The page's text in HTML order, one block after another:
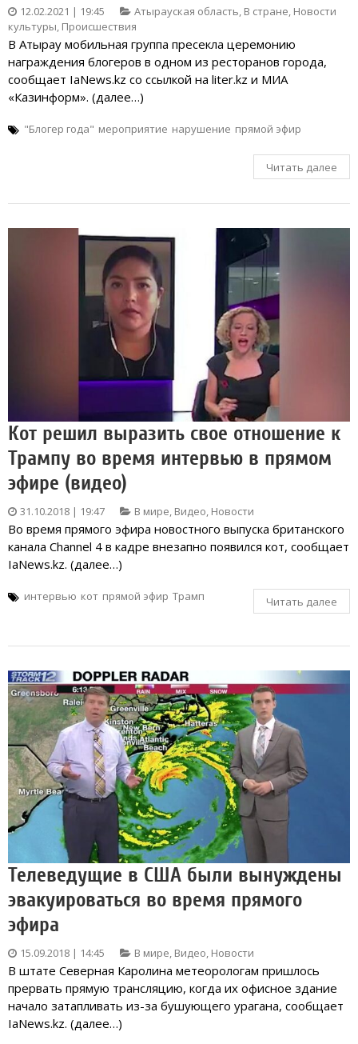
12.02.2021 | 19:45 Атырауская область, В стране, Новости
культуры, Происшествия
В Атырау мобильная группа пресекла церемонию
награждения блогеров в одном из ресторанов города,
сообщает IaNews.kz со ссылкой на liter.kz и МИА
«Казинформ». (далее…)
"Блогер года" мероприятие нарушение прямой эфир
Читать далее
Кот решил выразить свое отношение к
Трампу во время интервью в прямом
эфире (видео)
31.10.2018 | 19:47 В мире, Видео, Новости
Во время прямого эфира новостного выпуска британского
канала Channel 4 в кадре внезапно появился кот, сообщает
IaNews.kz. (далее…)
интервью кот прямой эфир Трамп Читать далее
Телеведущие в США были вынуждены
эвакуироваться во время прямого
эфира
15.09.2018 | 14:45 В мире, Видео, Новости
В штате Северная Каролина метеорологам пришлось
прервать прямую трансляцию, когда их офисное здание
начало затапливать из-за бушующего урагана, сообщает
IaNews.kz. (далее…)